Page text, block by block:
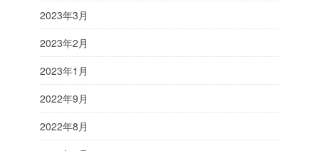
2023年3月
2023年2月
2023年1月
2022年9月
2022年8月